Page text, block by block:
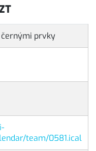
prvky
team/0581.ical